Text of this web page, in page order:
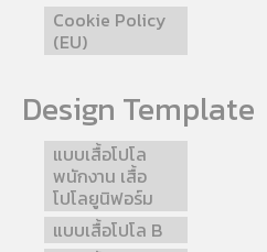
Cookie Policy
(EU)
Design Template
แบบเสื้อโปโล
พนักงาน เสื้อ
โปโลยูนิฟอร์ม
แบบเสื้อโปโล B